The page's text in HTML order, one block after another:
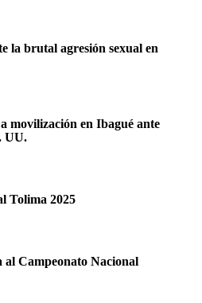
la brutal agresión sexual en
movilización en Ibagué ante
UU.
Tolima 2025
al Campeonato Nacional